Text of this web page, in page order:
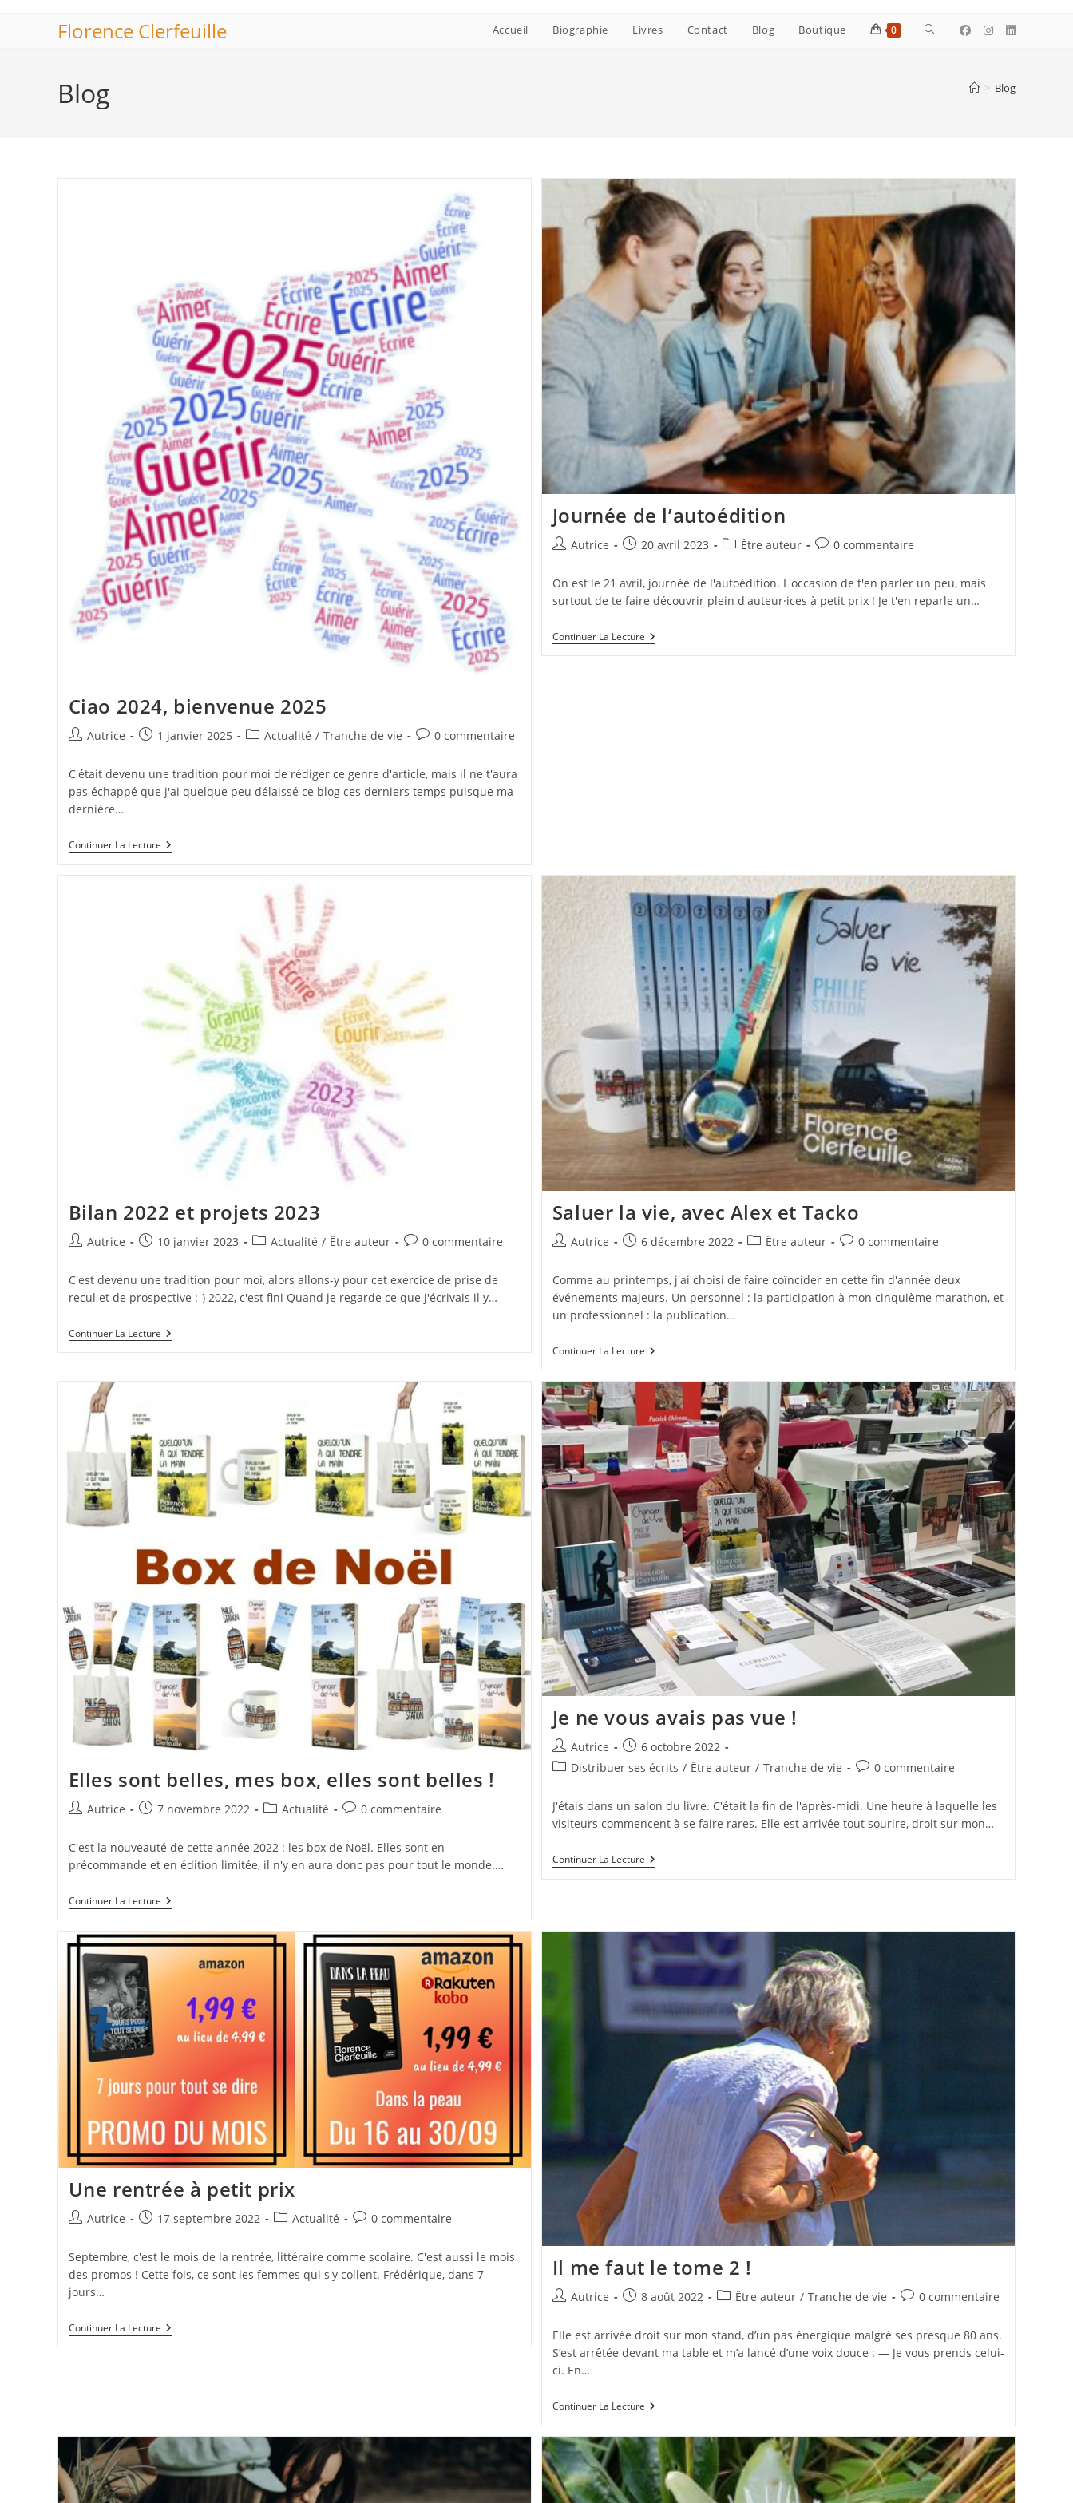
Florence Clerfeuille Accueil Biographie Livres Contact Blog Boutique 0 Toggle
Blog > Blog
Ciao 2024, bienvenue 2025
Auteur/autrice
la
publication :
Autrice
Publication
1 janvier 2025
PostActualité / Tranche de vie
Commentaires
la
publication :
0 commentaire
C'était devenu une tradition pour moi de rédiger ce genre d'article, mais il ne t'aura
pas échappé que j'ai quelque peu délaissé ce blog ces derniers temps puisque ma
dernière…
Continuer La LectureCiao
2024,
Journée de l’autoédition
Auteur/autrice
la
publication :
Autrice
Publication
20 avril 2023
PostÊtre auteur
Commentaires
la
publication :
0 commentaire
On est le 21 avril, journée de l'autoédition. L'occasion de t'en parler un peu, mais
surtout de te faire découvrir plein d'auteur·ices à petit prix ! Je t'en reparle un…
Continuer La LectureJournée
De
Bilan 2022 et projets 2023
Auteur/autrice
la
publication :
Autrice
Publication
10 janvier 2023
PostActualité / Être auteur
Commentaires
publication :
0 commentaire
C'est devenu une tradition pour moi, alors allons-y pour cet exercice de prise de
recul et de prospective :-) 2022, c'est fini Quand je regarde ce que j'écrivais il y…
Continuer La LectureBilan
2022
Saluer la vie, avec Alex et Tacko
Auteur/autrice
la
publication :
Autrice
Publication
6 décembre 2022
PostÊtre auteur
Commentaires
publication :
0 commentaire
Comme au printemps, j'ai choisi de faire coïncider en cette fin d'année deux
événements majeurs. Un personnel : la participation à mon cinquième marathon, et
un professionnel : la publication…
Continuer La LectureSaluer
La
Avec
Alex
Et
Tacko
Elles sont belles, mes box, elles sont belles !
Auteur/autrice
la
publication :
Autrice
Publication
7 novembre 2022
PostActualité
Commentaires
la
publication :
0 commentaire
C'est la nouveauté de cette année 2022 : les box de Noël. Elles sont en
précommande et en édition limitée, il n'y en aura donc pas pour tout le monde.…
Continuer La LectureElles
Sont
Mes
Box,
Sont
Je ne vous avais pas vue !
Auteur/autrice
de
Autrice
Publication
publiée :
6 octobre 2022
PostDistribuer ses écrits / Être auteur / Tranche de vie
Commentaires
la
publication :
0 commentaire
J'étais dans un salon du livre. C'était la fin de l'après-midi. Une heure à laquelle les
visiteurs commencent à se faire rares. Elle est arrivée tout sourire, droit sur mon…
Continuer La LectureJe
Ne
!
Une rentrée à petit prix
Auteur/autrice
la
publication :
Autrice
Publication
17 septembre 2022
PostActualité
Commentaires
publication :
0 commentaire
Septembre, c'est le mois de la rentrée, littéraire comme scolaire. C'est aussi le mois
des promos ! Cette fois, ce sont les femmes qui s'y collent. Frédérique, dans 7
jours…
Continuer La LectureUne
Rentrée
Il me faut le tome 2 !
Auteur/autrice
la
publication :
Autrice
Publication
8 août 2022
PostÊtre auteur / Tranche de vie
Commentaires
la
publication :
0 commentaire
Elle est arrivée droit sur mon stand, d’un pas énergique malgré ses presque 80 ans.
S’est arrêtée devant ma table et m’a lancé d’une voix douce : — Je vous prends celui-
ci. En…
Continuer La LectureIl
Me
Le
Tome
2
!